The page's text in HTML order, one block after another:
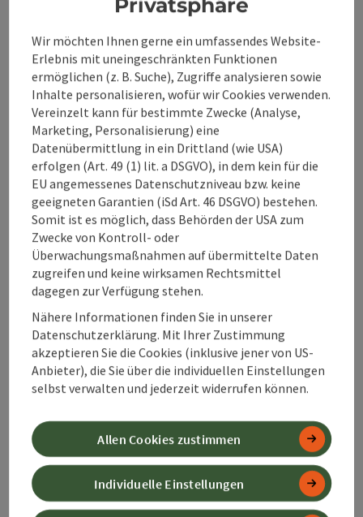
Beitrag merken: Anton Schosser Hütte- Trattenbach-
Anton Schosser Hütte-
Trattenbach-Wendbach
StartortTernberg
Wanderweg
Dauer: 3h 35m
Länge: 9,9 km
Höhenmeter aufsteigend: 828 m
Schwierigkeit:
Leicht
Panorama:
Traumtour
Wir möchten Ihnen gerne ein umfassendes Website-
Erlebnis mit uneingeschränkten Funktionen
ermöglichen (z. B. Suche), Zugriffe analysieren sowie
Inhalte personalisieren, wofür wir Cookies verwenden.
Vereinzelt kann für bestimmte Zwecke (Analyse,
Marketing, Personalisierung) eine
Datenübermittlung in ein Drittland (wie USA)
erfolgen (Art. 49 (1) lit. a DSGVO), in dem kein für die
EU angemessenes Datenschutzniveau bzw. keine
geeigneten Garantien (iSd Art. 46 DSGVO) bestehen.
Somit ist es möglich, dass Behörden der USA zum
Zwecke von Kontroll- oder
Überwachungsmaßnahmen auf übermittelte Daten
zugreifen und keine wirksamen Rechtsmittel
dagegen zur Verfügung stehen.
Nähere Informationen finden Sie in unserer
Datenschutzerklärung. Mit Ihrer Zustimmung
akzeptieren Sie die Cookies (inklusive jener von US-
Anbieter), die Sie über die individuellen Einstellungen
selbst verwalten und jederzeit widerrufen können.
Individuelle Einstellungen
Allen Cookies zustimmen